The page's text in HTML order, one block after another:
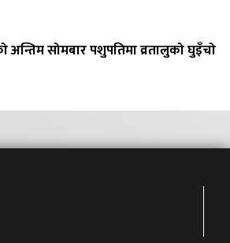
अन्तिम सोमबार पशुपतिमा व्रतालुको घुइँचो